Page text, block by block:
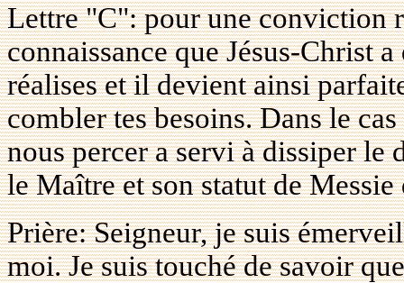
Lettre "C": pour une conviction
connaissance que Jésus-Christ
réalises et il devient ainsi
combler tes besoins. Dans le
nous percer a servi à dissiper le
le Maître et son statut de Messie
Prière: Seigneur, je suis
moi. Je suis touché de savoir